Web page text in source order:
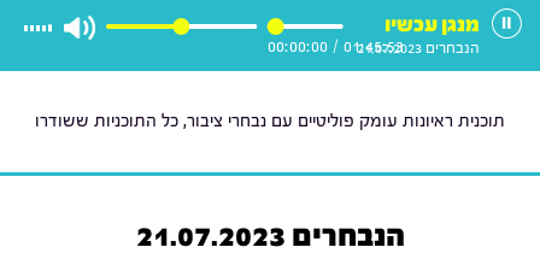
01:45:53
/
00:00:00
מנגן עכשיו
הנבחרים 21.07.2023
תוכנית ראיונות עומק פוליטיים עם נבחרי ציבור, כל התוכניות ששודרו
הנבחרים 21.07.2023